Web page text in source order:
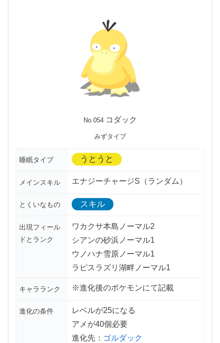
No.054コダック
みずタイプ
睡眠タイプ うとうと
メインスキル エナジーチャージS（ランダム）
とくいなもの スキル
出現フィール
ドとランク
ワカクサ本島ノーマル2
シアンの砂浜ノーマル1
ウノハナ雪原ノーマル1
ラピスラズリ湖畔ノーマル1
キャラランク ※進化後のポケモンにて記載
進化の条件
レベルが25になる
アメが40個必要
進化先： ゴルダック